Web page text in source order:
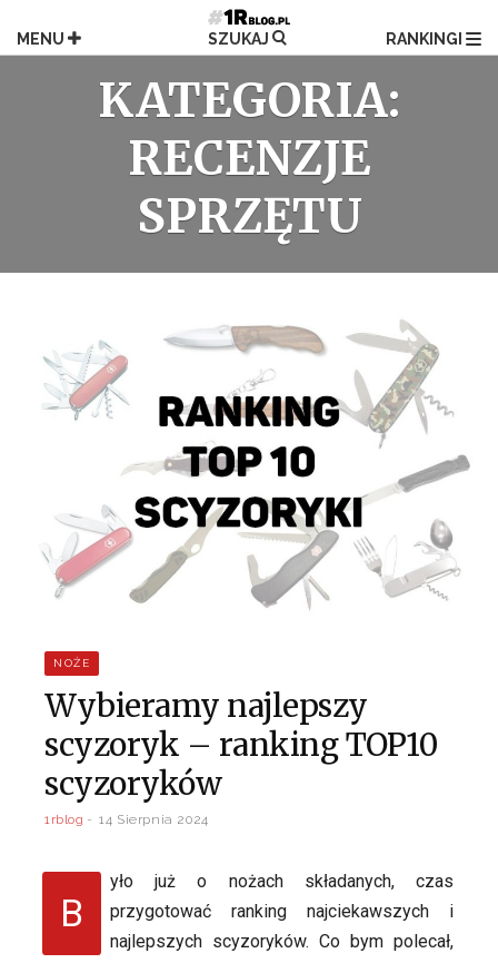
do
treści
MENU SZUKAJ RANKINGI
KATEGORIA:
RECENZJE
SPRZĘTU
NOŻE
Wybieramy najlepszy
scyzoryk – ranking TOP10
scyzoryków
1rblog 14 Sierpnia 2024
B
yło już o nożach składanych, czas
przygotować ranking najciekawszych i
najlepszych scyzoryków. Co bym polecał,